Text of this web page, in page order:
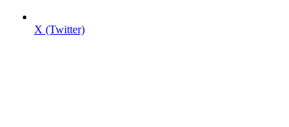
X (Twitter)